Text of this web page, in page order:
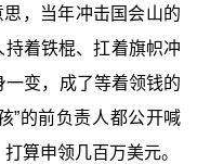
，当年冲击国会山的
持着铁棍、扛着旗帜冲
变，成了等着领钱的
”的前负责人都公开喊
算申领几百万美元。